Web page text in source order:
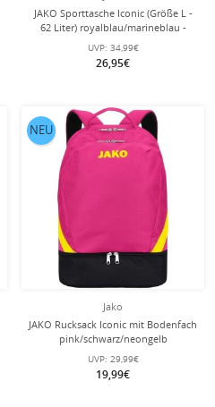
JAKO Sporttasche Iconic (Größe L -
62 Liter) royalblau/marineblau -
65x30x32cm
UVP: 34,99€
26,95€
Jako
JAKO Rucksack Iconic mit Bodenfach
pink/schwarz/neongelb
UVP: 29,99€
19,99€
NEU